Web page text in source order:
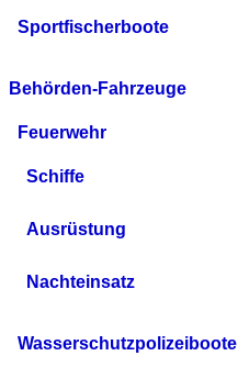
Sportfischerboote
Behörden-Fahrzeuge
Feuerwehr
Schiffe
Ausrüstung
Nachteinsatz
Wasserschutzpolizeiboote